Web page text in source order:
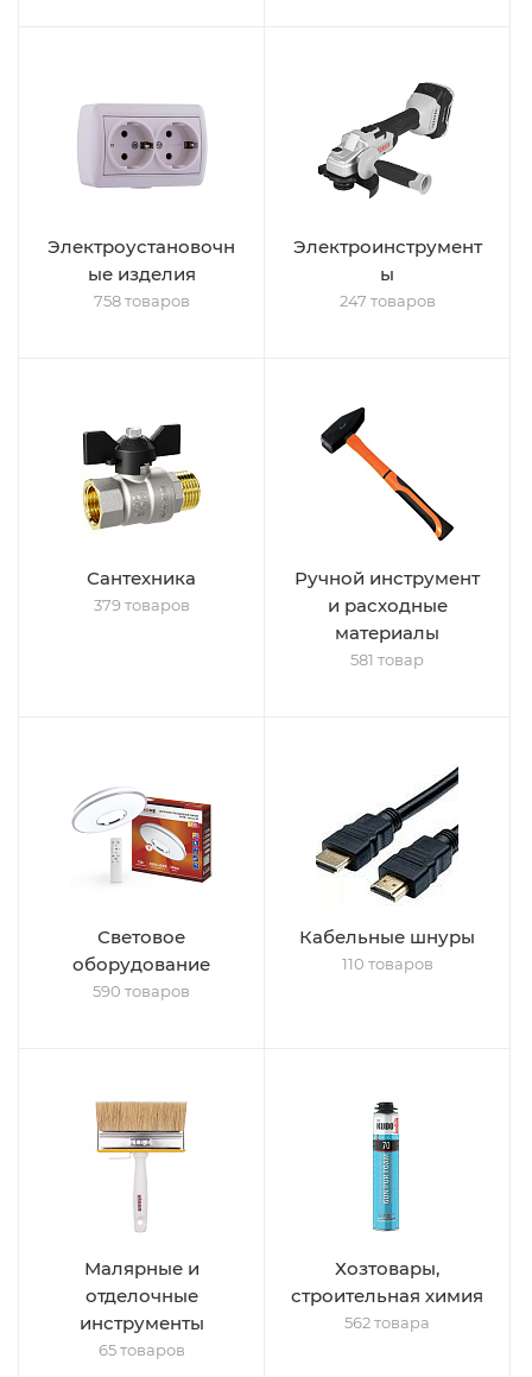
Электроустановочн
ые изделия
758 товаров
Электроинструмент
ы
247 товаров
Сантехника
379 товаров
Ручной инструмент
и расходные
материалы
581 товар
Световое
оборудование
590 товаров
Кабельные шнуры
110 товаров
Малярные и
отделочные
инструменты
65 товаров
Хозтовары,
строительная химия
562 товара